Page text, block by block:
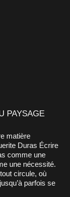
PAYSAGE
matière
Duras Écrire
comme une
une nécessité.
circule, où
parfois se